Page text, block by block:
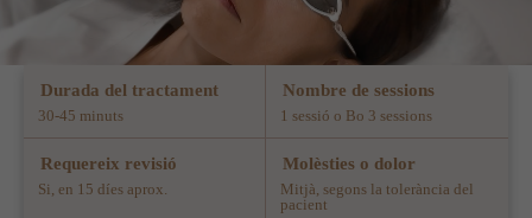
Durada del tractament
30-45 minuts
Nombre de sessions
1 sessió o Bo 3 sessions
Requereix revisió
Si, en 15 díes aprox.
Molèsties o dolor
Mitjà, segons la tolerància del
pacient